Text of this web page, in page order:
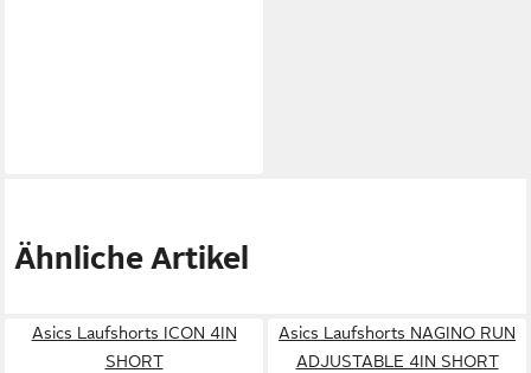
Ähnliche Artikel
Asics Laufshorts ICON 4IN
SHORT
Asics Laufshorts NAGINO RUN
ADJUSTABLE 4IN SHORT